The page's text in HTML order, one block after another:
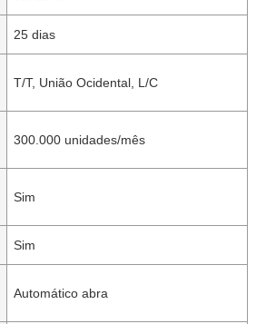
25 dias
T/T, União Ocidental, L/C
300.000 unidades/mês
Sim
Sim
Automático abra